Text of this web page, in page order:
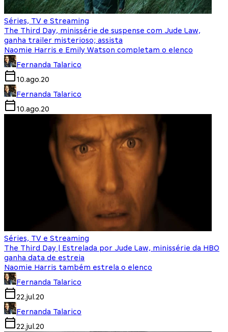
Séries, TV e Streaming
The Third Day, minissérie de suspense com Jude Law,
ganha trailer misterioso; assista
Naomie Harris e Emily Watson completam o elenco
Fernanda Talarico
10.ago.20
Fernanda Talarico
10.ago.20
Séries, TV e Streaming
The Third Day | Estrelada por Jude Law, minissérie da HBO
ganha data de estreia
Naomie Harris também estrela o elenco
Fernanda Talarico
22.jul.20
Fernanda Talarico
22.jul.20